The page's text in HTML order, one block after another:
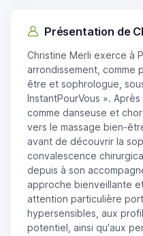
Présentation de
Christine Merli exerce à
arrondissement, comme
être et sophrologue,
InstantPourVous ».
comme danseuse et
vers le massage bien-
avant de découvrir la
convalescence
depuis à son
approche bienveillante
attention particulière
hypersensibles, aux
potentiel, ainsi qu'aux